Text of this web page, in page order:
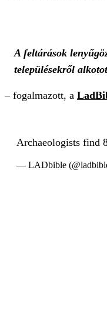
A feltárások
településekről
– fogalmazott, a
Archaeologists find
— LADbible